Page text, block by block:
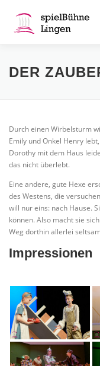
Inhalt
springen
ÜBER UNS
DER
Durch einen Wirbelsturm
Emily und Onkel Henry
Dorothy mit dem Haus
das nicht überlebt.
Eine andere, gute Hexe
des Westens, die
will nur eins: nach Hause.
können. Also macht sie
Weg dorthin allerlei
Impressionen